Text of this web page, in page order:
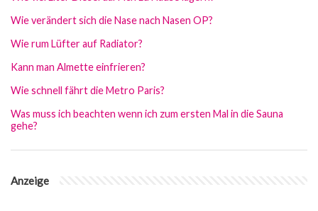
Wie verändert sich die Nase nach Nasen OP?
Wie rum Lüfter auf Radiator?
Kann man Almette einfrieren?
Wie schnell fährt die Metro Paris?
Was muss ich beachten wenn ich zum ersten Mal in die Sauna
gehe?
Anzeige